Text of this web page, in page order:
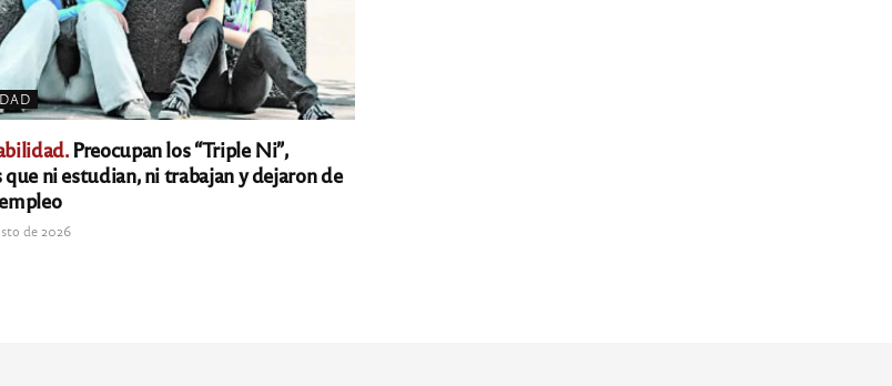
Preocupan los “Triple Ni”,
que ni estudian, ni trabajan y dejaron de
de 2026